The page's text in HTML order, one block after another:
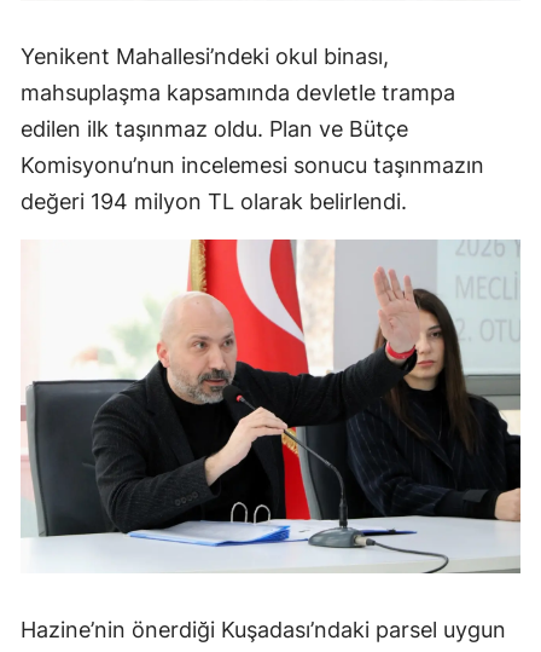
Yenikent Mahallesi’ndeki okul binası,
mahsuplaşma kapsamında devletle trampa
edilen ilk taşınmaz oldu. Plan ve Bütçe
Komisyonu’nun incelemesi sonucu taşınmazın
değeri 194 milyon TL olarak belirlendi.
Hazine’nin önerdiği Kuşadası’ndaki parsel uygun